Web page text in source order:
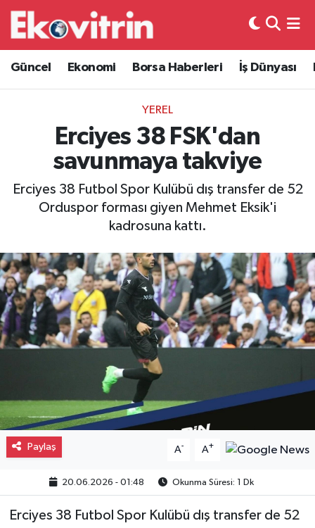
Güncel Ekonomi Borsa Haberleri İş Dünyası
YEREL
Erciyes 38 FSK'dan
savunmaya takviye
Erciyes 38 Futbol Spor Kulübü dış transfer de 52
Orduspor forması giyen Mehmet Eksik'i
kadrosuna kattı.
Paylaş A- A+
20.06.2026 - 01:48 Okunma Süresi: 1 Dk
Erciyes 38 Futbol Spor Kulübü dış transfer de 52
Güncel
Ekonomi
Borsa Haberleri
İş Dünyası
Lojistik
Asayiş
Magazin
Gayrimenkul
Eğitim
Hava Durumu
Trafik Durumu
Süper Lig Puan Durumu ve Fikstür
Tüm Manşetler
Son Dakika Haberleri